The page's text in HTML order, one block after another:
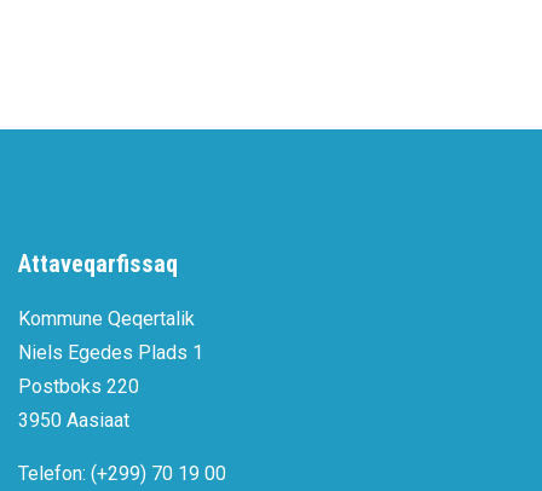
Attaveqarfissaq
Kommune Qeqertalik
Niels Egedes Plads 1
Postboks 220
3950 Aasiaat
Telefon: (+299) 70 19 00